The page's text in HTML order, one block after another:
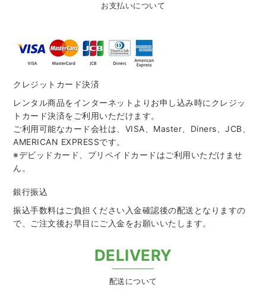
お支払いについて
クレジットカード決済
レンタル商品をインターネットよりお申し込み時にクレジッ
トカード決済をご利用いただけます。
ご利用可能なカード会社は、VISA、Master、Diners、JCB、
AMERICAN EXPRESSです。
※デビッドカード、プリペイドカードはご利用いただけませ
ん。
銀行振込
振込手数料はご負担ください入金確認後の配送となりますの
で、 ご注文後お早目にご入金をお願いいたします。
DELIVERY
配送について